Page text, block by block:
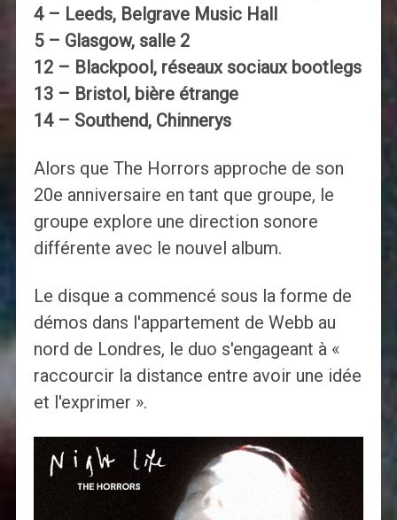
4 – Leeds, Belgrave Music Hall
5 – Glasgow, salle 2
12 – Blackpool, réseaux sociaux bootlegs
13 – Bristol, bière étrange
14 – Southend, Chinnerys
Alors que The Horrors approche de son
20e anniversaire en tant que groupe, le
groupe explore une direction sonore
différente avec le nouvel album.
Le disque a commencé sous la forme de
démos dans l'appartement de Webb au
nord de Londres, le duo s'engageant à «
raccourcir la distance entre avoir une idée
et l'exprimer ».